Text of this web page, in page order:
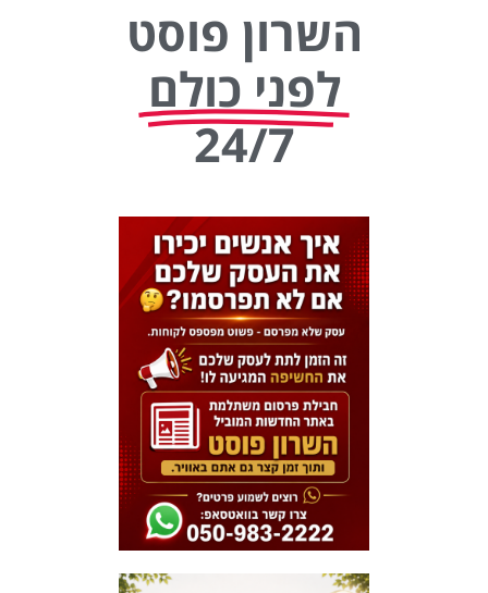
השרון פוסט
לפני כולם
24/7